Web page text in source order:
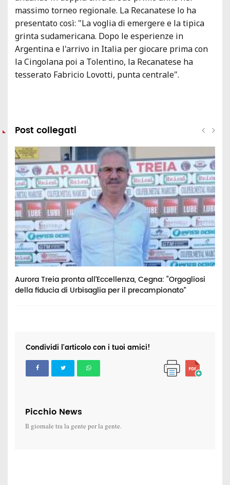
massimo torneo regionale. La Recanatese lo ha
presentato così: "La voglia di emergere e la tipica
grinta sudamericana. Dopo le esperienze in
Argentina e l'arrivo in Italia per giocare prima con
la Cingolana poi a Tolentino, la Recanatese ha
tesserato Fabricio Lovotti, punta centrale".
Post collegati
Aurora Treia pronta all’Eccellenza, Cegna: “Orgogliosi
della fiducia di Urbisaglia per il precampionato”
Condividi l'articolo con i tuoi amici!
Picchio News
Il giornale tra la gente per la gente.